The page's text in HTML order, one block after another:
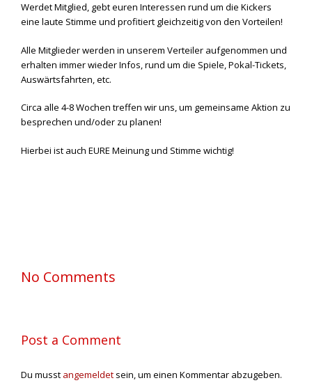
Werdet Mitglied, gebt euren Interessen rund um die Kickers
eine laute Stimme und profitiert gleichzeitig von den Vorteilen!
Alle Mitglieder werden in unserem Verteiler aufgenommen und
erhalten immer wieder Infos, rund um die Spiele, Pokal-Tickets,
Auswärtsfahrten, etc.
Circa alle 4-8 Wochen treffen wir uns, um gemeinsame Aktion zu
besprechen und/oder zu planen!
Hierbei ist auch EURE Meinung und Stimme wichtig!
No Comments
Post a Comment
Du musst angemeldet sein, um einen Kommentar abzugeben.